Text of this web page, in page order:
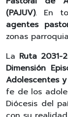
(PAJUV). En
agentes
zonas
La Ruta 2031-
Dimensión
Adolescentes y
fe de los
Diócesis del